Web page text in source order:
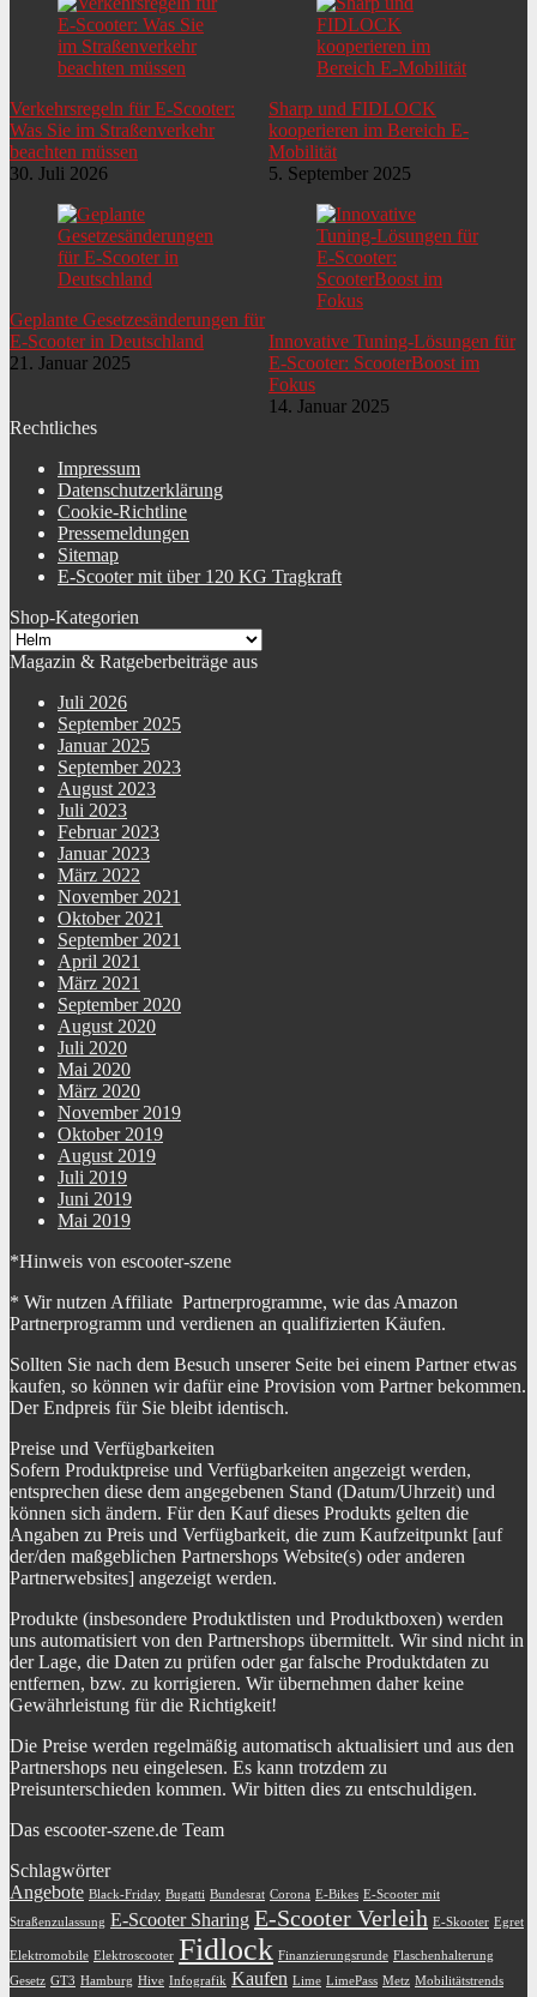
Verkehrsregeln für E-Scooter:
Was Sie im Straßenverkehr
beachten müssen
30. Juli 2026
Sharp und FIDLOCK
kooperieren im Bereich E-
Mobilität
5. September 2025
Geplante Gesetzesänderungen für
E-Scooter in Deutschland
21. Januar 2025
Innovative Tuning-Lösungen für
E-Scooter: ScooterBoost im
Fokus
14. Januar 2025
Rechtliches
Impressum
Datenschutzerklärung
Cookie-Richtline
Pressemeldungen
Sitemap
E-Scooter mit über 120 KG Tragkraft
Shop-Kategorien
Magazin & Ratgeberbeiträge aus
Juli 2026
September 2025
Januar 2025
September 2023
August 2023
Juli 2023
Februar 2023
Januar 2023
März 2022
November 2021
Oktober 2021
September 2021
April 2021
März 2021
September 2020
August 2020
Juli 2020
Mai 2020
März 2020
November 2019
Oktober 2019
August 2019
Juli 2019
Juni 2019
Mai 2019
*Hinweis von escooter-szene
* Wir nutzen Affiliate Partnerprogramme, wie das Amazon
Partnerprogramm und verdienen an qualifizierten Käufen.
Sollten Sie nach dem Besuch unserer Seite bei einem Partner etwas
kaufen, so können wir dafür eine Provision vom Partner bekommen.
Der Endpreis für Sie bleibt identisch.
Preise und Verfügbarkeiten
Sofern Produktpreise und Verfügbarkeiten angezeigt werden,
entsprechen diese dem angegebenen Stand (Datum/Uhrzeit) und
können sich ändern. Für den Kauf dieses Produkts gelten die
Angaben zu Preis und Verfügbarkeit, die zum Kaufzeitpunkt [auf
der/den maßgeblichen Partnershops Website(s) oder anderen
Partnerwebsites] angezeigt werden.
Produkte (insbesondere Produktlisten und Produktboxen) werden
uns automatisiert von den Partnershops übermittelt. Wir sind nicht in
der Lage, die Daten zu prüfen oder gar falsche Produktdaten zu
entfernen, bzw. zu korrigieren. Wir übernehmen daher keine
Gewährleistung für die Richtigkeit!
Die Preise werden regelmäßig automatisch aktualisiert und aus den
Partnershops neu eingelesen. Es kann trotzdem zu
Preisunterschieden kommen. Wir bitten dies zu entschuldigen.
Das escooter-szene.de Team
Schlagwörter
Angebote Black-Friday Bugatti Bundesrat Corona E-Bikes E-Scooter mit
Straßenzulassung E-Scooter Sharing E-Scooter Verleih E-Skooter Egret
Elektromobile Elektroscooter Fidlock Finanzierungsrunde Flaschenhalterung
Gesetz GT3 Hamburg Hive Infografik Kaufen Lime LimePass Metz Mobilitätstrends